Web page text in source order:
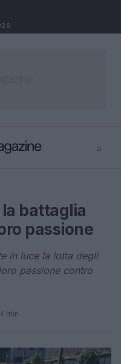
⌕
battaglia
passione
in luce la lotta degli
passione contro
4 min